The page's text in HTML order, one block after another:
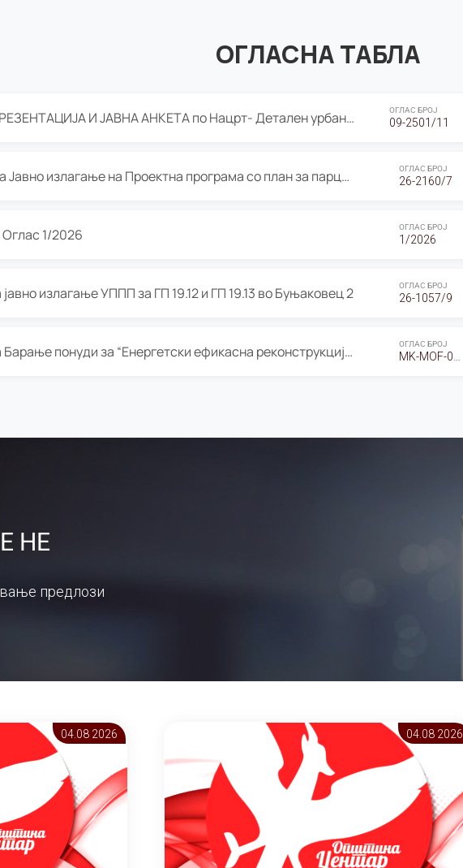
ОГЛАСНА ТАБЛА
ЈАВНА ПРЕЗЕНТАЦИЈА И ЈАВНА АНКЕТА по Нацрт- Детален урбанистички план Градска четврт Ј 05- Барутана, Општина Центар- Скопје, плански период 2025-2030 ОГЛАС БРОЈ
09-2501/11
ОГЛАС за Јавно излагање на Проектна програма со план за парцелација за Урбанистички проект со план за парцелација за спојување на ГП 20.12 и ГП 20.37 од Изменување и дополнување на Детален урбанистички план Буњаковец 2, Општина Центар – Скопје ОГЛАС БРОЈ
26-2160/7
1/2026 ОГЛАС БРОЈ
1/2026
излагање УППП за ГП 19.12 и ГП 19.13 во Буњаковец 2 ОГЛАС БРОЈ
26-1057/9
Оглас за Барање понуди за “Енергетски ефикасна реконструкција на објектот ООУ „Св. Кирил и Методиј" ОГЛАС БРОЈ
НЕ
предлози
04.08 2026 04.08 2026